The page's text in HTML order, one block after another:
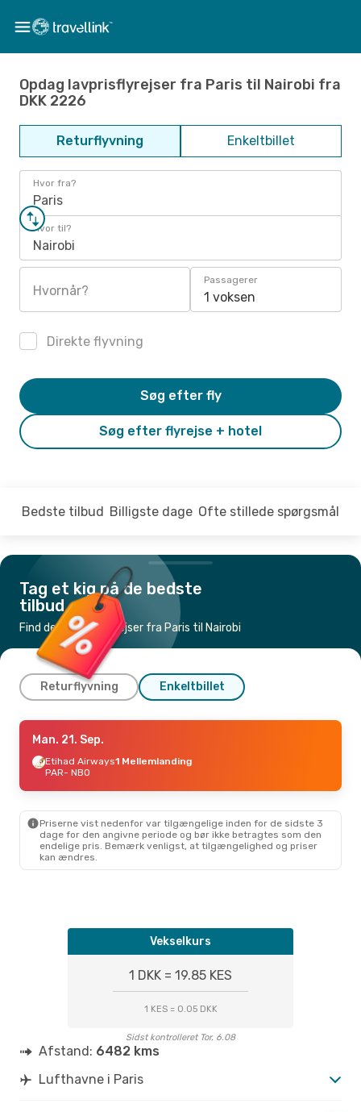
Opdag lavprisflyrejser fra Paris til Nairobi fra
DKK 2226
Returflyvning Enkeltbillet
Hvor fra?
Paris
Hvor til?
Nairobi
Hvornår?
Passagerer
1 voksen
Direkte flyvning
Søg efter flyrejse + hotel
Søg efter fly
Bedste tilbud Billigste dage Ofte stillede spørgsmål
Tag et kig på de bedste
tilbud
Find de billigste flyrejser fra Paris til Nairobi
Returflyvning Enkeltbillet
Fre. 4. Sep.- Søn. 13. Sep.
Etihad Airways
1 Mellemlanding
Etihad Airways
NBO
- PAR
Man. 21. Sep.
Etihad Airways1 Mellemlanding
PAR- NBO
Priserne vist nedenfor var tilgængelige inden for de sidste 3
dage for den angivne periode og bør ikke betragtes som den
endelige pris. Bemærk venligst, at tilgængelighed og priser
kan ændres.
Vekselkurs
1 DKK = 19.85 KES
1 KES = 0.05 DKK
Sidst kontrolleret Tor. 6.08
Afstand: 6482 kms
Lufthavne i Paris